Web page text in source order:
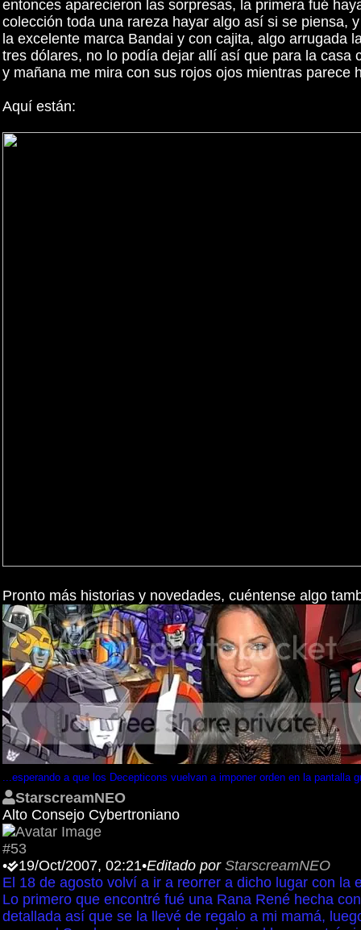
entonces aparecieron las sorpresas, la primera fué
colección toda una rareza hayar algo así si se piensa,
la excelente marca Bandai y con cajita, algo arrugada
tres dólares, no lo podía dejar allí así que para la casa
y mañana me mira con sus rojos ojos mientras
Aquí están:
Pronto más historias y novedades, cuéntense algo
...esperando a que los Decepticons vuelvan a imponer orden en la pantalla
StarscreamNEO
Alto Consejo Cybertroniano
#53
•
19/Oct/2007, 02:21•Editado por StarscreamNEO
El 18 de agosto volví a ir a reorrer a dicho lugar con
Lo primero que encontré fué una Rana René hecha
detallada así que se la llevé de regalo a mi mamá,